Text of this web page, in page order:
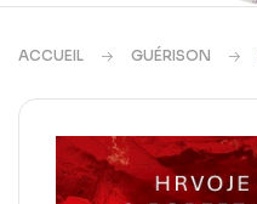
ACCUEIL GUÉRISON